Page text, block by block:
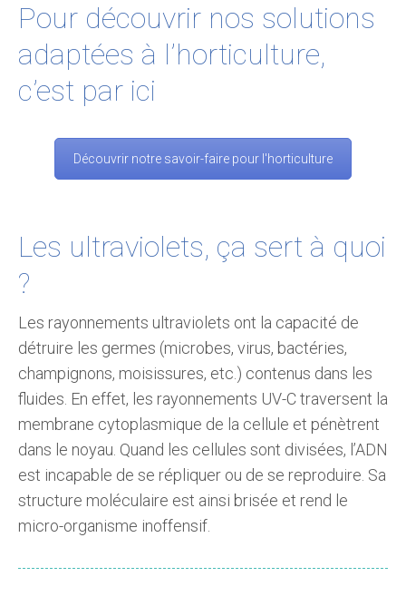
Pour découvrir nos solutions
adaptées à l’horticulture,
c’est par ici
Découvrir notre savoir-faire pour l'horticulture
Les ultraviolets, ça sert à quoi
?
Les rayonnements ultraviolets ont la capacité de
détruire les germes (microbes, virus, bactéries,
champignons, moisissures, etc.) contenus dans les
fluides. En effet, les rayonnements UV-C traversent la
membrane cytoplasmique de la cellule et pénètrent
dans le noyau. Quand les cellules sont divisées, l’ADN
est incapable de se répliquer ou de se reproduire. Sa
structure moléculaire est ainsi brisée et rend le
micro-organisme inoffensif.